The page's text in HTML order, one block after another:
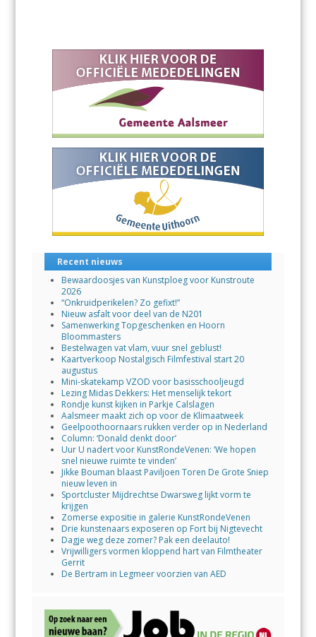
Recent nieuws
Bewaardoosjes van Kunstploeg voor Kunstroute
2026
“Onkruidperikelen? Zo gefixt!”
Nieuw asfalt voor deel van de N201
Samenwerking Topgeschenken en Hoorn
Bloommasters
Bestelwagen vat vlam, vuur snel geblust!
Kaartverkoop Nostalgisch Filmfestival start 20
augustus
Mini-skatekamp VZOD voor basisschooljeugd
Lezing Midas Dekkers: Het menselijk tekort
Rondje kunst kijken in Parkje Calslagen
Aalsmeer maakt zich op voor de Klimaatweek
Geelpoothoornaars rukken verder op in Nederland
Column: ‘Donald denkt door’
Uur U nadert voor KunstRondeVenen: ‘We hopen
snel nieuwe ruimte te vinden’
Jikke Bouman blaast Paviljoen Toren De Grote Sniep
nieuw leven in
Sportcluster Mijdrechtse Dwarsweg lijkt vorm te
krijgen
Zomerse expositie in galerie KunstRondeVenen
Drie kunstenaars exposeren op Fort bij Nigtevecht
Dagje weg deze zomer? Pak een deelauto!
Vrijwilligers vormen kloppend hart van Filmtheater
Gerrit
De Bertram in Legmeer voorzien van AED